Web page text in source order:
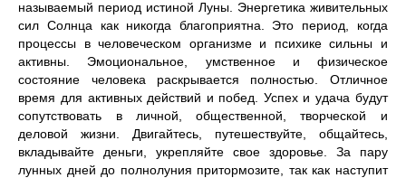
называемый период истиной Луны. Энергетика живительных
сил Солнца как никогда благоприятна. Это период, когда
процессы в человеческом организме и психике сильны и
активны. Эмоциональное, умственное и физическое
состояние человека раскрывается полностью. Отличное
время для активных действий и побед. Успех и удача будут
сопутствовать в личной, общественной, творческой и
деловой жизни. Двигайтесь, путешествуйте, общайтесь,
вкладывайте деньги, укрепляйте свое здоровье. За пару
лунных дней до полнолуния притормозите, так как наступит